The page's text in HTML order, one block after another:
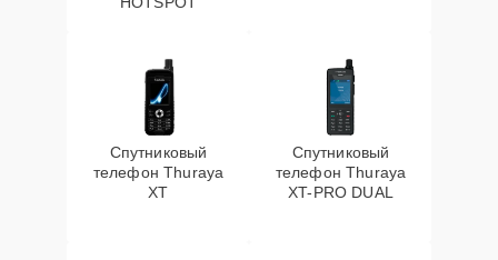
Спутниковый
телефон Thuraya
XT
Спутниковый
телефон Thuraya
XT-PRO DUAL